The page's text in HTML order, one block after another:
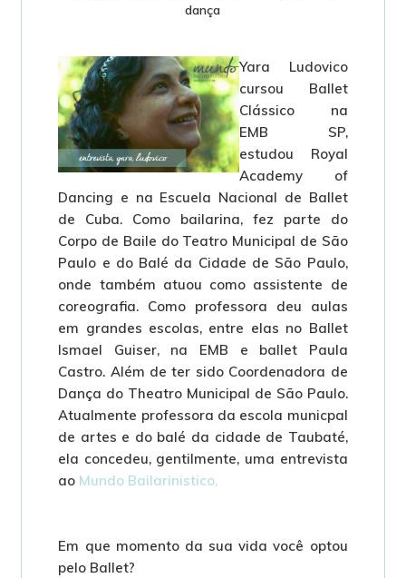
dança
Yara Ludovico
cursou Ballet
Clássico na
EMB SP,
estudou Royal
Academy of
Dancing e na Escuela Nacional de Ballet
de Cuba. Como bailarina, fez parte do
Corpo de Baile do Teatro Municipal de São
Paulo e do Balé da Cidade de São Paulo,
onde também atuou como assistente de
coreografia. Como professora deu aulas
em grandes escolas, entre elas no Ballet
Ismael Guiser, na EMB e ballet Paula
Castro. Além de ter sido Coordenadora de
Dança do Theatro Municipal de São Paulo.
Atualmente professora da escola municpal
de artes e do balé da cidade de Taubaté,
ela concedeu, gentilmente, uma entrevista
ao Mundo Bailarinistico.
Em que momento da sua vida você optou
pelo Ballet?